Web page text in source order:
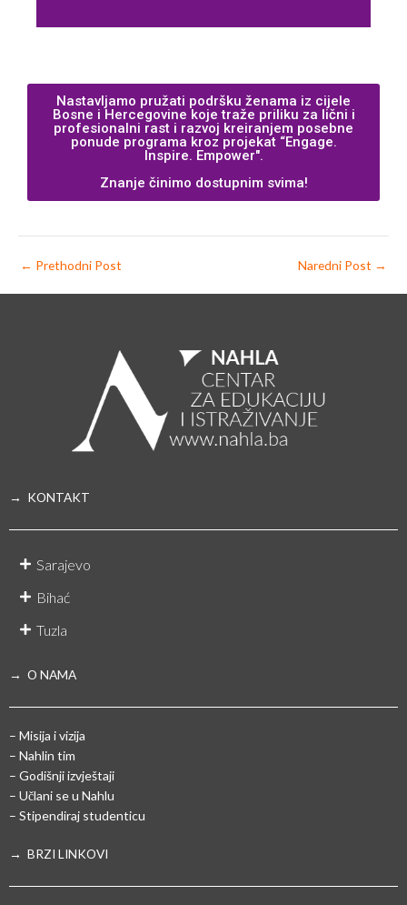
Nastavljamo pružati podršku ženama iz cijele
Bosne i Hercegovine koje traže priliku za lični i
profesionalni rast i razvoj kreiranjem posebne
ponude programa kroz projekat “Engage.
Inspire. Empower".
Znanje činimo dostupnim svima!
← Prethodni Post Naredni Post →
→ KONTAKT
Sarajevo
Bihać
Tuzla
→ O NAMA
– Misija i vizija
– Nahlin tim
– Godišnji izvještaji
– Učlani se u Nahlu
– Stipendiraj studenticu
→ BRZI LINKOVI